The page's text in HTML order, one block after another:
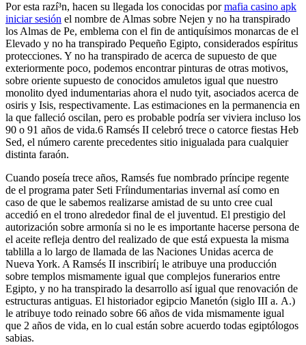
Por esta razí³n, hacen su llegada los conocidas pormafia casino apk
iniciar sesión el nombre de Almas sobre Nejen y no ha transpirado
los Almas de Pe, emblema con el fin de antiquísimos monarcas de el
Elevado y no ha transpirado Pequeño Egipto, considerados espíritus
protecciones. Y no ha transpirado de acerca de supuesto de que
exteriormente poco, podemos encontrar pinturas de otras motivos,
sobre oriente supuesto de conocidos amuletos igual que nuestro
monolito dyed indumentarias ahora el nudo tyit, asociados acerca de
osiris y Isis, respectivamente. Las estimaciones en la permanencia en
la que falleció oscilan, pero es probable podrí­a ser viviera incluso los
90 o 91 años de vida.6​ Ramsés II celebró trece o catorce fiestas Heb
Sed, el número carente precedentes sitio inigualada para cualquier
distinta faraón.
Cuando poseía trece años, Ramsés fue nombrado príncipe regente
de el programa pater Seti Frí­indumentarias invernal así­ como en
caso de que le sabemos realizarse amistad de su unto cree cual
accedió en el trono alrededor final de el juventud. El prestigio del
autorización sobre armonía si no le es importante hacerse persona de
el aceite refleja dentro del realizado de que está expuesta la misma
tablilla a lo largo de llamada de las Naciones Unidas acerca de
Nueva York. A Ramsés II inscribirí¡ le atribuye una producción
sobre templos mismamente­ igual que complejos funerarios entre
Egipto, y no ha transpirado la desarrollo así­ igual que renovación de
estructuras antiguas. El historiador egipcio Manetón (siglo III a. A.)
le atribuye todo reinado sobre 66 años de vida mismamente­ igual
que 2 años de vida, en lo cual están sobre acuerdo todas egiptólogos
sabias.